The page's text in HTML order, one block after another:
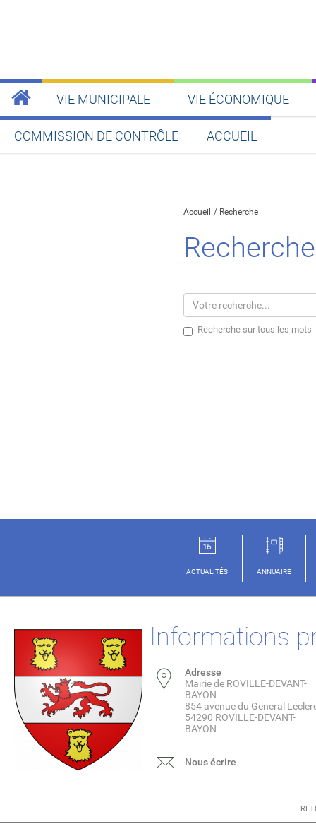
VIE MUNICIPALE VIE ÉCONOMIQUE
COMMISSION DE CONTRÔLE ACCUEIL
Accueil Recherche
Recherche
Recherche sur tous les mots
ACTUALITÉS ANNUAIRE
Informations
Adresse
Mairie de ROVILLE-DEVANT-
BAYON
854 avenue du General
54290 ROVILLE-DEVANT-
BAYON
Nous écrire